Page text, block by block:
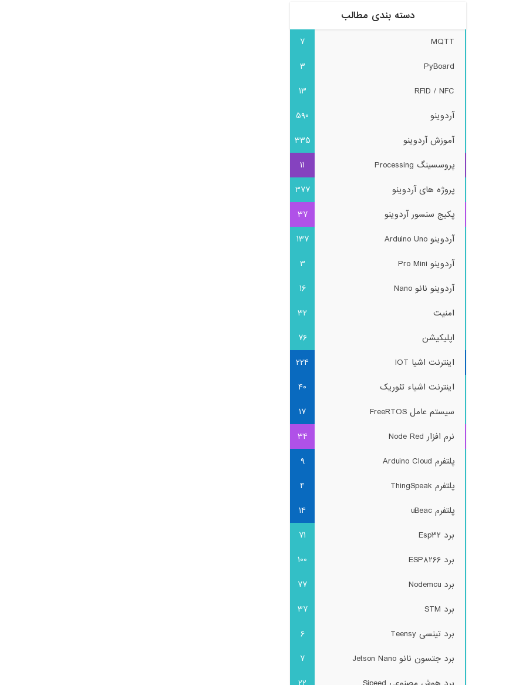
دسته بندی مطالب
MQTT
7
PyBoard
3
RFID / NFC
13
آردوینو
590
آموزش آردوینو
335
پروسسینگ Processing
11
پروژه های آردوینو
377
پکیج سنسور آردوینو
37
آردوینو Arduino Uno
137
آردوینو Pro Mini
3
آردوینو نانو Nano
16
امنیت
32
اپلیکیشن
76
اینترنت اشیا IOT
224
اینترنت اشیاء تئوریک
40
سیستم عامل FreeRTOS
17
نرم افزار Node Red
34
پلتفرم Arduino Cloud
9
پلتفرم ThingSpeak
4
پلتفرم uBeac
14
برد Esp32
71
برد ESP8266
100
برد Nodemcu
77
برد STM
37
برد تینسی Teensy
6
برد جتسون نانو Jetson Nano
7